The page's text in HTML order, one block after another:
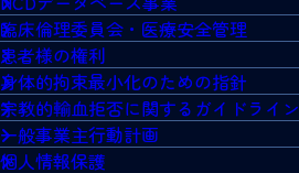
臨床倫理委員会・医療安全管理
患者様の権利
身体的拘束最小化のための指針
宗教的輸血拒否に関するガイドライン
一般事業主行動計画
個人情報保護